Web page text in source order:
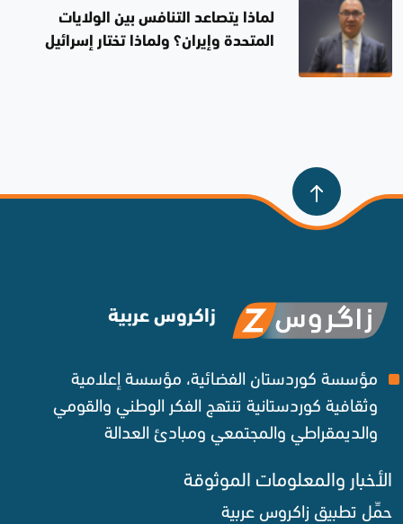
لماذا يتصاعد التنافس بين الولايات
المتحدة وإيران؟ ولماذا تختار إسرائيل
زاكروس عربية
مؤسسة كوردستان الفضائية، مؤسسة إعلامية
وثقافية كوردستانية تنتهج الفكر الوطني والقومي
والديمقراطي والمجتمعي ومبادئ العدالة ‌
الأخبار والمعلومات الموثوقة‌
حمِّل تطبيق زاكروس عربية